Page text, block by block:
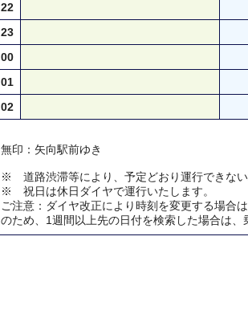
22
23
00
01
02
無印：矢向駅前ゆき
※ 道路渋滞等により、予定どおり運行できない
※ 祝日は休日ダイヤで運行いたします。
ご注意：ダイヤ改正により時刻を変更する場合
のため、1週間以上先の日付を検索した場合は、